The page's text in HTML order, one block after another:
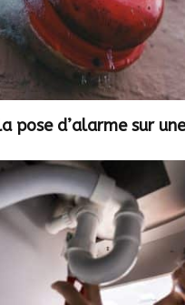
pose d’alarme sur